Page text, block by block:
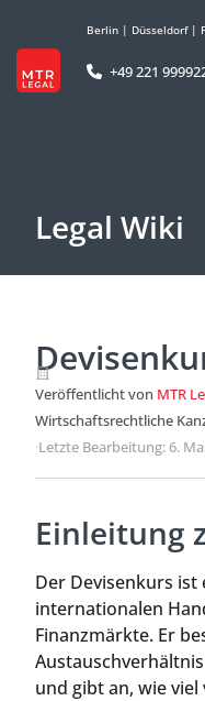
Berlin | Düsseldorf|
+49 221
Legal Wiki
Veröffentlicht von MTR
Wirtschaftsrechtliche
·Letzte Bearbeitung: 6.
Einleitung
Der Devisenkurs
internationalen
Finanzmärkte. Er
und gibt an, wie viel